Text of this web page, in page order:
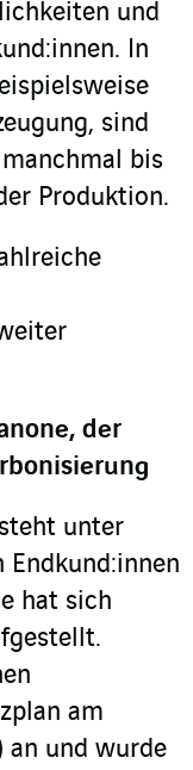
und
In
sind
bis
Produktion.
der
unter
Endkund:innen
hat sich
am
an und wurde